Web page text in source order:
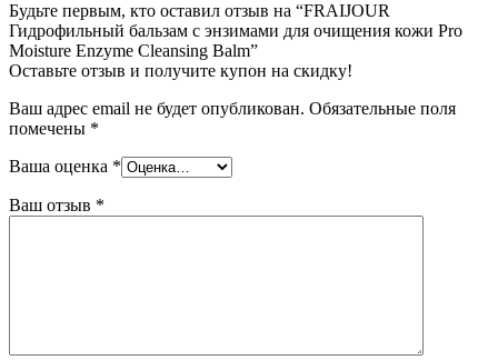
Будьте первым, кто оставил отзыв на “FRAIJOUR
Гидрофильный бальзам с энзимами для очищения кожи Pro
Moisture Enzyme Cleansing Balm”
Оставьте отзыв и получите купон на скидку!
Ваш адрес email не будет опубликован. Обязательные поля
помечены *
Ваша оценка *
Ваш отзыв *